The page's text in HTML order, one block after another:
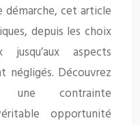
démarche, cet article
depuis les choix
jusqu’aux aspects
négligés. Découvrez
une contrainte
opportunité